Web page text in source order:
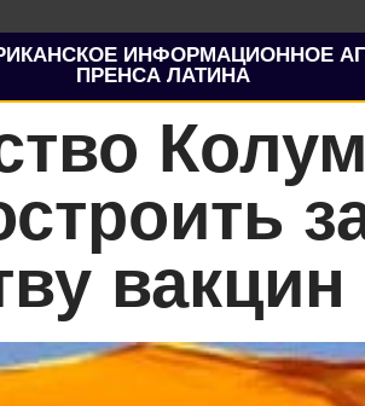
ИНФОРМАЦИОННОЕ
ПРЕНСА ЛАТИНА
вакцин